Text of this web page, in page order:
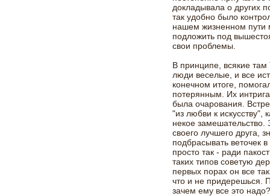
докладывала о других
так удобно было
нашем жизненном пути
подложить под
свои проблемы.
В принципе, всякие
люди веселые, и все
конечном итоге,
потерянным. Их
была очарования.
"из любви к искусству",
некое
своего лучшего друга,
подбрасывать веточек
просто так - ради
таких типов советую
первых порах он все
что и не придерешься.
зачем ему все это